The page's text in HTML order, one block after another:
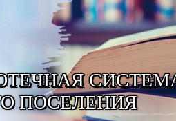
ПОСЕЛЕНИЯ